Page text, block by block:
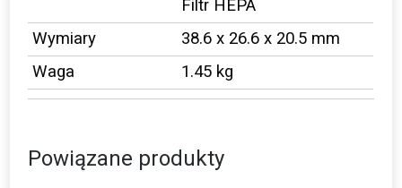
Filtr HEPA
Wymiary
38.6 x 26.6 x 20.5 mm
Waga
1.45 kg
Powiązane produkty